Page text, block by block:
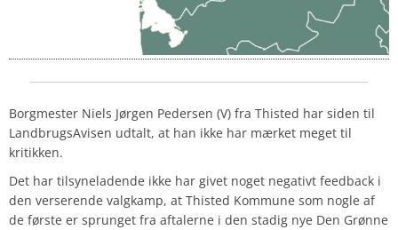
Borgmester Niels Jørgen Pedersen (V) fra Thisted har siden til
LandbrugsAvisen udtalt, at han ikke har mærket meget til
kritikken.
Det har tilsyneladende ikke har givet noget negativt feedback i
den verserende valgkamp, at Thisted Kommune som nogle af
de første er sprunget fra aftalerne i den stadig nye Den Grønne